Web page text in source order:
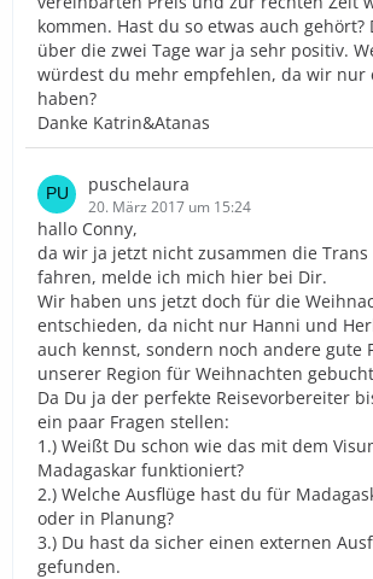
kommen. Hast du so etwas auch gehört?
über die zwei Tage war ja sehr positiv.
würdest du mehr empfehlen, da wir nur
haben?
Danke Katrin&Atanas
puschelaura
20. März 2017 um 15:24
hallo Conny,
da wir ja jetzt nicht zusammen die
fahren, melde ich mich hier bei Dir.
Wir haben uns jetzt doch für die
entschieden, da nicht nur Hanni und
auch kennst, sondern noch andere gute
unserer Region für Weihnachten
Da Du ja der perfekte Reisevorbereiter
ein paar Fragen stellen:
1.) Weißt Du schon wie das mit dem
Madagaskar funktioniert?
2.) Welche Ausflüge hast du für
oder in Planung?
3.) Du hast da sicher einen externen
gefunden.